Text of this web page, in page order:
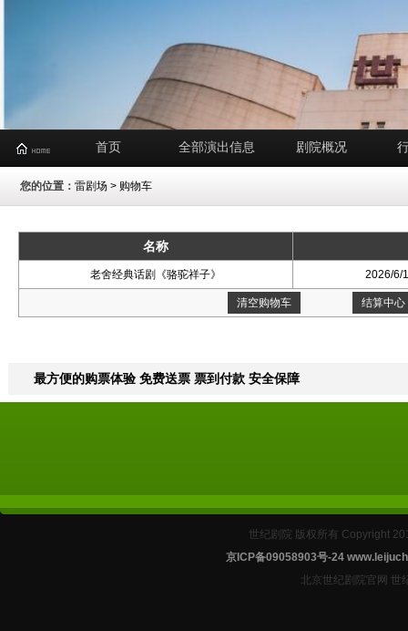
首页 全部演出信息 剧院概况
您的位置： 雷剧场 > 购物车
名称
老舍经典话剧《骆驼祥子》 2026/6/
清空购物车 结算中心
最方便的购票体验 免费送票 票到付款 安全保障
世纪剧院 版权所有 Copyright
京ICP备09058903号-24
北京世纪剧院官网 世